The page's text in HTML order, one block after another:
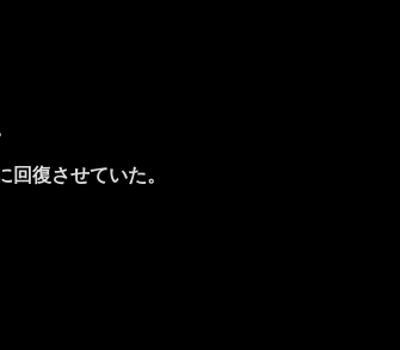
復させていた。